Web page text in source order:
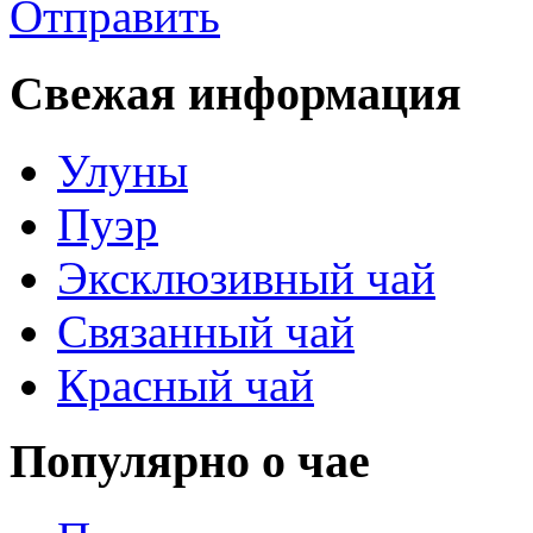
Отправить
Свежая информация
Улуны
Пуэр
Эксклюзивный чай
Связанный чай
Красный чай
Популярно о чае